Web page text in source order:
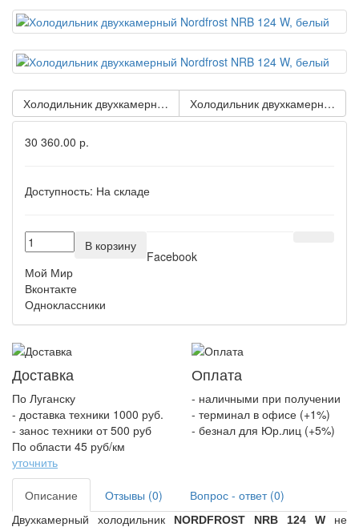
Холодильник двухкамерный Nordfrost NRB 122 W, белый
Холодильник двухкамерный
30 360.00 р.
Доступность: На складе
В корзину
Facebook
Мой Мир
Вконтакте
Одноклассники
Доставка
По Луганску
- доставка техники 1000 руб.
- занос техники от 500 руб
По области 45 руб/км
уточнить
Оплата
- наличными при получении
- терминал в офисе (+1%)
- безнал для Юр.лиц (+5%)
Описание Отзывы (0) Вопрос - ответ (0)
Двухкамерный холодильник NORDFROST NRB 124 W не